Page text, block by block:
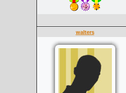
walters